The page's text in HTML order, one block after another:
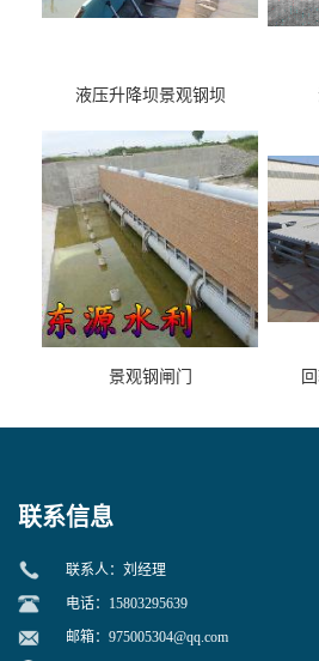
液压升降坝景观钢坝
景观钢闸门
联系信息
联系人：刘经理
电话：15803295639
邮箱： 975005304@qq.com